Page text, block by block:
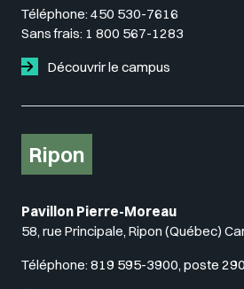
Téléphone: 450 530-7616
Sans frais: 1 800 567-1283
Découvrir le campus
Ripon
Pavillon Pierre-Moreau
58, rue Principale, Ripon (Québec)
Téléphone: 819 595-3900, poste